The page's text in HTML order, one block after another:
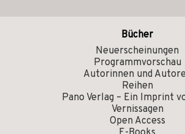
Bücher
Neuerscheinungen
Programmvorschau
Autorinnen und
Reihen
Pano Verlag – Ein Imprint
Vernissagen
Open Access